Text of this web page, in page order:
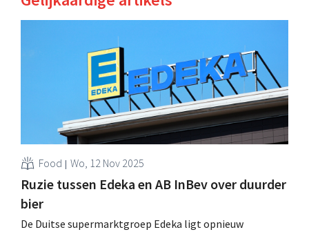
Food Wo, 12 Nov 2025
Ruzie tussen Edeka en AB InBev over duurder
bier
De Duitse supermarktgroep Edeka ligt opnieuw